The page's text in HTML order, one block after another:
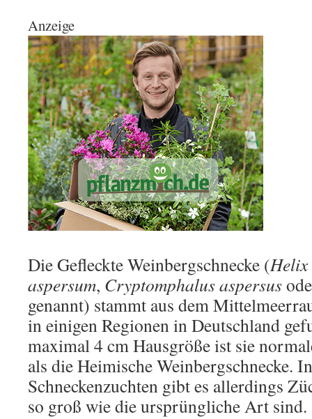
Anzeige
Die Gefleckte Weinbergschnecke (Helix
aspersum, Cryptomphalus aspersus
genannt) stammt aus dem
in einigen Regionen in Deutschland
maximal 4 cm Hausgröße ist sie
als die Heimische Weinbergschnecke.
Schneckenzuchten gibt es allerdings
so groß wie die ursprüngliche Art sind.